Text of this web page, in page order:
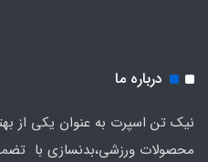
درباره ما
نیک تن اسپرت به عنوان یکی از
محصولات ورزشی،بدنسازی با